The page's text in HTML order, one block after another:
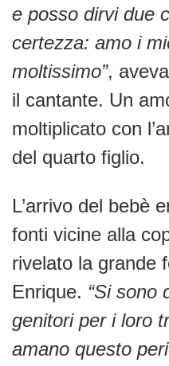
e posso dirvi due
certezza: amo i
moltissimo”,
il cantante. Un
moltiplicato con
del quarto figlio.
L’arrivo del bebè
fonti vicine alla
rivelato la grande
Enrique. “Si sono
genitori per i loro
amano questo